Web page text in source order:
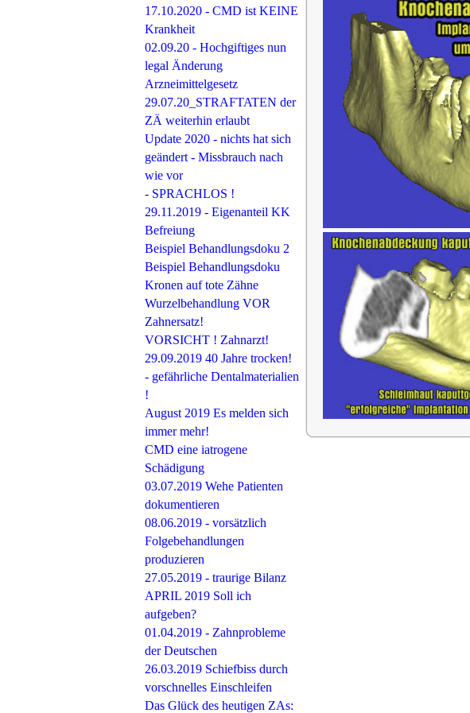
17.10.2020 - CMD ist KEINE
Krankheit
02.09.20 - Hochgiftiges nun
legal Änderung
Arzneimittelgesetz
29.07.20_STRAFTATEN der
ZÄ weiterhin erlaubt
Update 2020 - nichts hat sich
geändert - Missbrauch nach
wie vor
- SPRACHLOS !
29.11.2019 - Eigenanteil KK
Befreiung
Beispiel Behandlungsdoku 2
Beispiel Behandlungsdoku
Kronen auf tote Zähne
Wurzelbehandlung VOR
Zahnersatz!
VORSICHT ! Zahnarzt!
29.09.2019 40 Jahre trocken!
- gefährliche Dentalmaterialien
!
August 2019 Es melden sich
immer mehr!
CMD eine iatrogene
Schädigung
03.07.2019 Wehe Patienten
dokumentieren
08.06.2019 - vorsätzlich
Folgebehandlungen
produzieren
27.05.2019 - traurige Bilanz
APRIL 2019 Soll ich
aufgeben?
01.04.2019 - Zahnprobleme
der Deutschen
26.03.2019 Schiefbiss durch
vorschnelles Einschleifen
Das Glück des heutigen ZAs: